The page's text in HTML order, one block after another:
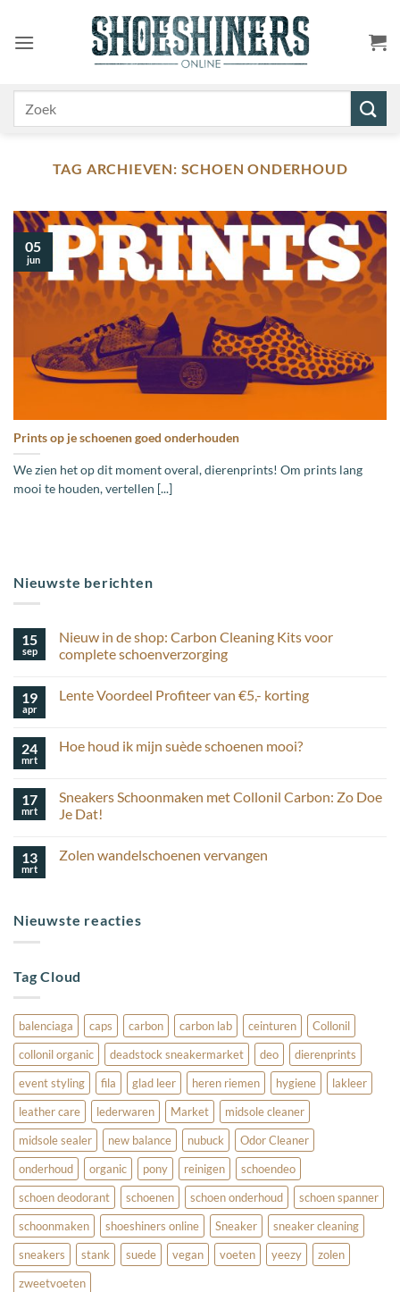
naar
inhoud
TAG ARCHIEVEN: SCHOEN ONDERHOUD
Prints op je schoenen goed onderhouden
We zien het op dit moment overal, dierenprints! Om prints lang
mooi te houden, vertellen [...]
05
jun
Nieuwste berichten
15
sep
Nieuw in de shop: Carbon Cleaning Kits voor
complete schoenverzorging
op
shop:
Carbon
complete
schoenverzorging
19
apr
Lente Voordeel Profiteer van €5,- korting
Lente
€5,-
korting
24
mrt
Hoe houd ik mijn suède schoenen mooi?
Hoe
houd
ik
schoenen
17
mrt
Sneakers Schoonmaken met Collonil Carbon: Zo Doe
Je Dat!
op
Zo
13
mrt
Zolen wandelschoenen vervangen
wandelschoenen
Nieuwste reacties
Tag Cloud
balenciaga caps carbon carbon lab ceinturen
Collonil
collonil organic
deadstock sneakermarket deo
dierenprints
event styling
fila glad leer heren riemen hygiene
lakleer
leather care
lederwaren Market
midsole cleaner
midsole sealer
new balance nubuck
Odor Cleaner
onderhoud
organic pony reinigen
schoendeo
schoen deodorant
schoenen schoen onderhoud
schoen spanner
schoonmaken
shoeshiners online Sneaker
sneaker cleaning
sneakers
stank suede vegan voeten yeezy
zolen
zweetvoeten